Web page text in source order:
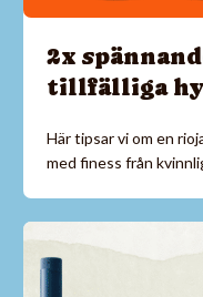
2x
tillfälliga
Här tipsar vi om en
med finess från